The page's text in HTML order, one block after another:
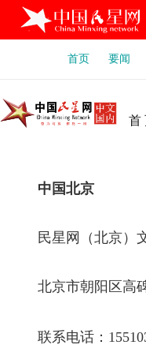
首页 要闻
首
中国北京
民星网（北京）
北京市朝阳区高
联系电话：